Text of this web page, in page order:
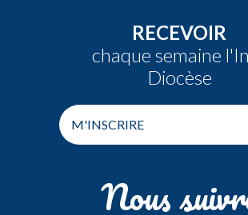
RECEVOIR
chaque semaine
Diocèse
M'INSCRIRE
Nous